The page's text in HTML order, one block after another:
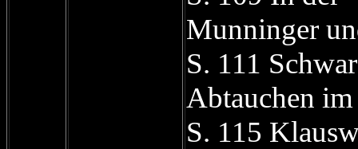
Munninger
S. 111
Abtauchen
S. 115